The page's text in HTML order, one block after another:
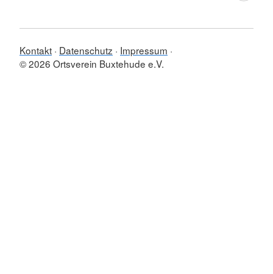
Kontakt Datenschutz
Impressum
© 2026 Ortsverein Buxtehude e.V.